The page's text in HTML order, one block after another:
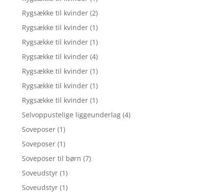
Rygsække til kvinder (2)
Rygsække til kvinder (1)
Rygsække til kvinder (1)
Rygsække til kvinder (4)
Rygsække til kvinder (1)
Rygsække til kvinder (1)
Rygsække til kvinder (1)
Selvoppustelige liggeunderlag (4)
Soveposer (1)
Soveposer (1)
Soveposer til børn (7)
Soveudstyr (1)
Soveudstyr (1)